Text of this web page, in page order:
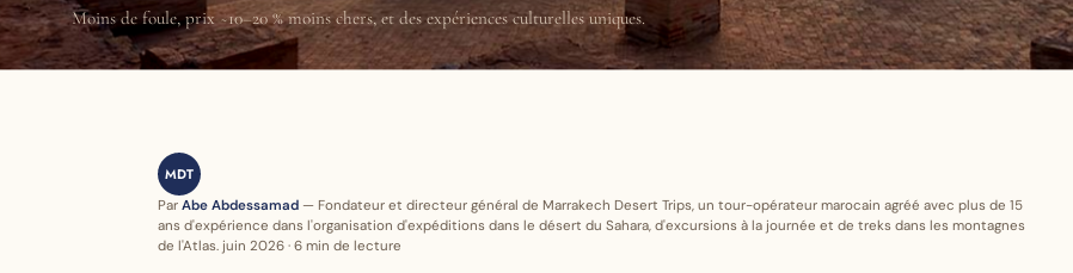
Moins de foule, prix ~10–20 % moins chers, et des expériences culturelles uniques.
MDT
Par Abe Abdessamad — Fondateur et directeur général de Marrakech Desert Trips, un tour-opérateur marocain agréé avec plus de 15
ans d'expérience dans l'organisation d'expéditions dans le désert du Sahara, d'excursions à la journée et de treks dans les montagnes
de l'Atlas. juin 2026 · 6 min de lecture